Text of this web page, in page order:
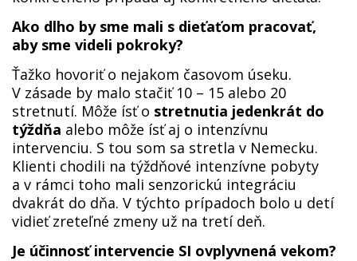
Ako dlho by sme mali s dieťaťom pracovať,
aby sme videli pokroky?
Ťažko hovoriť o nejakom časovom úseku.
V zásade by malo stačiť 10 – 15 alebo 20
stretnutí. Môže ísť o stretnutia jedenkrát do
týždňa alebo môže ísť aj o intenzívnu
intervenciu. S tou som sa stretla v Nemecku.
Klienti chodili na týždňové intenzívne pobyty
a v rámci toho mali senzorickú integráciu
dvakrát do dňa. V týchto prípadoch bolo u detí
vidieť zreteľné zmeny už na tretí deň.
Je účinnosť intervencie SI ovplyvnená vekom?